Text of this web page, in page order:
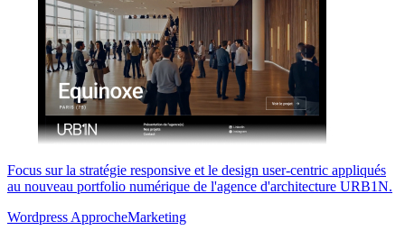
Focus sur la stratégie responsive et le design user-centric appliqués
au nouveau portfolio numérique de l'agence d'architecture URB1N.
Wordpress ApprocheMarketing